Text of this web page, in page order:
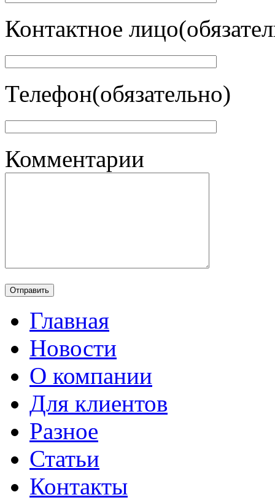
Контактное
Телефон(обязательно)
Комментарии
Главная
Новости
О компании
Для клиентов
Разное
Статьи
Контакты